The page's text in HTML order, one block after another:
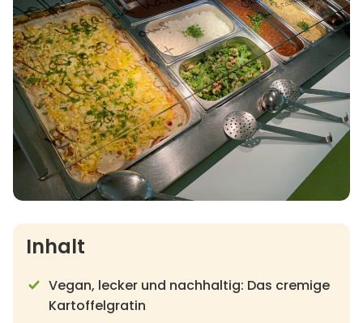
Inhalt
Vegan, lecker und nachhaltig: Das cremige
Kartoffelgratin